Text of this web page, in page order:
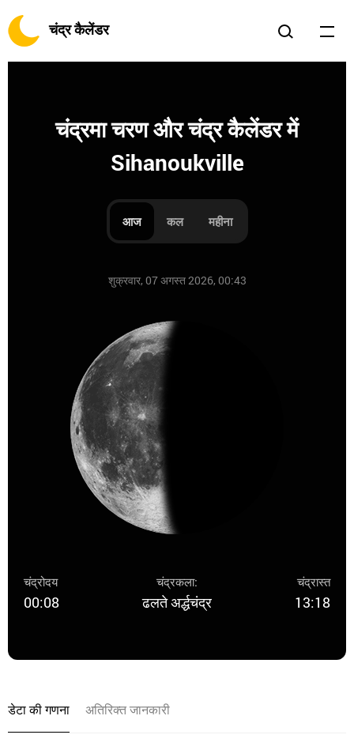
चंद्र कैलेंडर
चंद्रमा चरण और चंद्र कैलेंडर में
Sihanoukville
आज कल महीना
शुक्रवार, 07 अगस्त 2026, 00:43
चंद्रोदय
00:08
चंद्रकला:
ढलते अर्द्धचंद्र
चंद्रास्त
13:18
डेटा की गणना अतिरिक्त जानकारी